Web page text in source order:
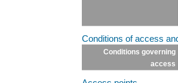
Conditions of access
Conditions governing
access